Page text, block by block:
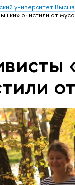
университет
очистили от